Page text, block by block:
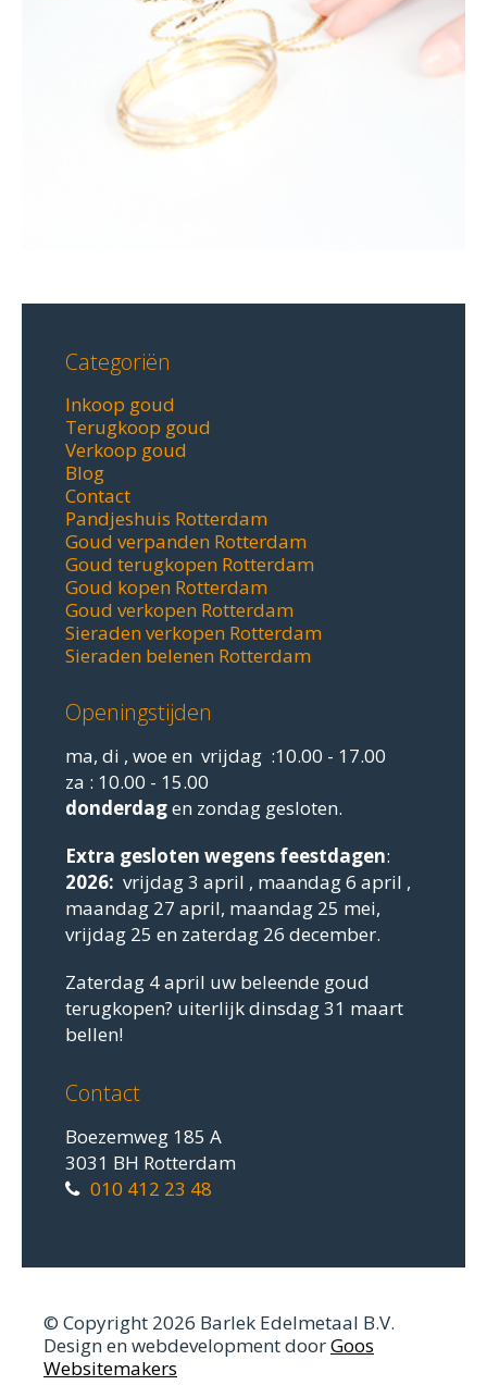
Categoriën
Inkoop goud
Terugkoop goud
Verkoop goud
Blog
Contact
Pandjeshuis Rotterdam
Goud verpanden Rotterdam
Goud terugkopen Rotterdam
Goud kopen Rotterdam
Goud verkopen Rotterdam
Sieraden verkopen Rotterdam
Sieraden belenen Rotterdam
Openingstijden
ma, di , woe en vrijdag :10.00 - 17.00
za : 10.00 - 15.00
donderdagen zondag gesloten.
Extra gesloten wegens feestdagen:
2026: vrijdag 3 april , maandag 6 april ,
maandag 27 april, maandag 25 mei,
vrijdag 25 en zaterdag 26 december.
Zaterdag 4 april uw beleende goud
terugkopen? uiterlijk dinsdag 31 maart
bellen!
Contact
Boezemweg 185 A
3031 BH Rotterdam
010 412 23 48
© Copyright 2026 Barlek Edelmetaal B.V.
Design en webdevelopment doorGoos
Websitemakers